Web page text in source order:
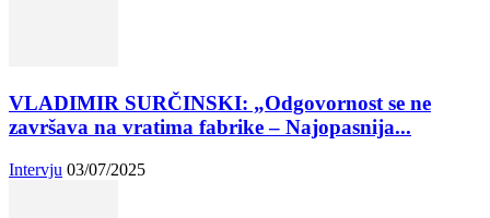
VLADIMIR SURČINSKI: „Odgovornost se ne
završava na vratima fabrike – Najopasnija...
Intervju 03/07/2025